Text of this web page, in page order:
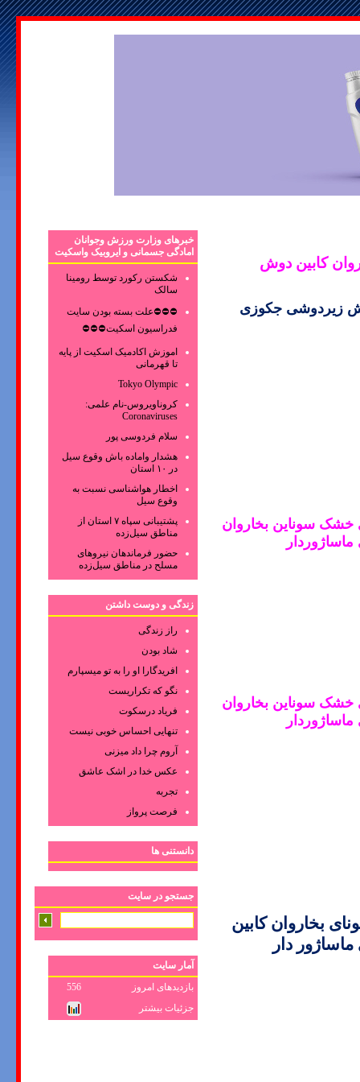
بخاروان کابین دوش
زیردوشی جکوزی
سوناین بخاروان
ماساژوردا ر
سوناین بخاروان
ماساژوردا ر
بخاروان کابین
ماساژور دا ر
خبرهای وزارت ورزش وجوانان
امادگی جسمانی و ایروبیک واسکیت
شکستن رکورد توسط رومینا
سالک
⛔⛔⛔علت بسته بودن سایت
فدراسیون اسکیت⛔⛔⛔
اموزش اکادمیک اسکیت از پایه
تا قهرمانی
Tokyo Olympic
کروناویروس‌-نام علمی:
Coronaviruses
سلام فردوسی پور
هشدار واماده باش وقوع سیل
در ۱۰ استان
اخطار هواشناسی نسبت به
وقوع سیل
پشتیبانی سپاه ۷ استان از
مناطق سیل‌زده
حضور فرماندهان نیروهای
مسلح در مناطق سیل‌زده
زندگی و دوست داشتن
راز زندگی
شاد بودن
افریدگارا او را به تو میسپارم
نگو که تکراریست
فریاد درسکوت
تنهایی احساس خوبی نیست
آروم چرا داد میزنی
عکس‌ خدا در اشک‌ عاشق‌
تجربه
فرصت پرواز
دانستنی ها
جستجو در سایت
آمار سایت
بازدیدهای امروز
556
جزئیات بیشتر